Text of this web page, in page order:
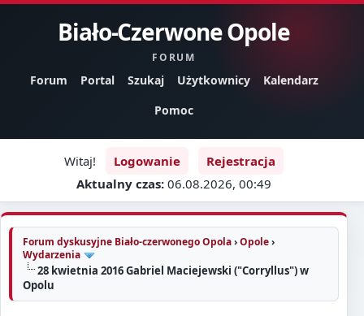
Biało-Czerwone Opole
FORUM
Forum Portal Szukaj Użytkownicy
Kalendarz
Pomoc
Witaj! Logowanie
Rejestracja
Aktualny czas: 06.08.2026, 00:49
Forum dyskusyjne Biało-czerwonego Opola›Opole›
Wydarzenia
28 kwietnia 2016 Gabriel Maciejewski ("Corryllus") w
Opolu